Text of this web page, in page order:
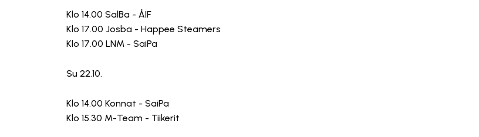
Klo 14.00 SalBa - ÅIF
Klo 17.00 Josba - Happee Steamers
Klo 17.00 LNM - SaiPa
Su 22.10.
Klo 14.00 Konnat - SaiPa
Klo 15.30 M-Team - Tiikerit